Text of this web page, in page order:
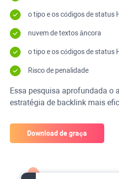
o tipo e os códigos de status
nuvem de textos âncora
o tipo e os códigos de status
Risco de penalidade
Essa pesquisa aprofundada o
estratégia de backlink mais
Download de graça